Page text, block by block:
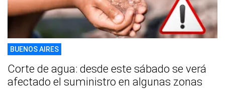
BUENOS AIRES
Corte de agua: desde este sábado se verá
afectado el suministro en algunas zonas